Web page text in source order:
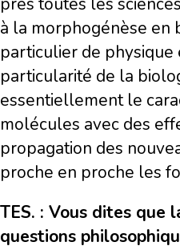
à la morphogénèse en
particulier de physique
particularité de la
essentiellement le
molécules avec des
propagation des
proche en proche les
TES. : Vous dites que
questions